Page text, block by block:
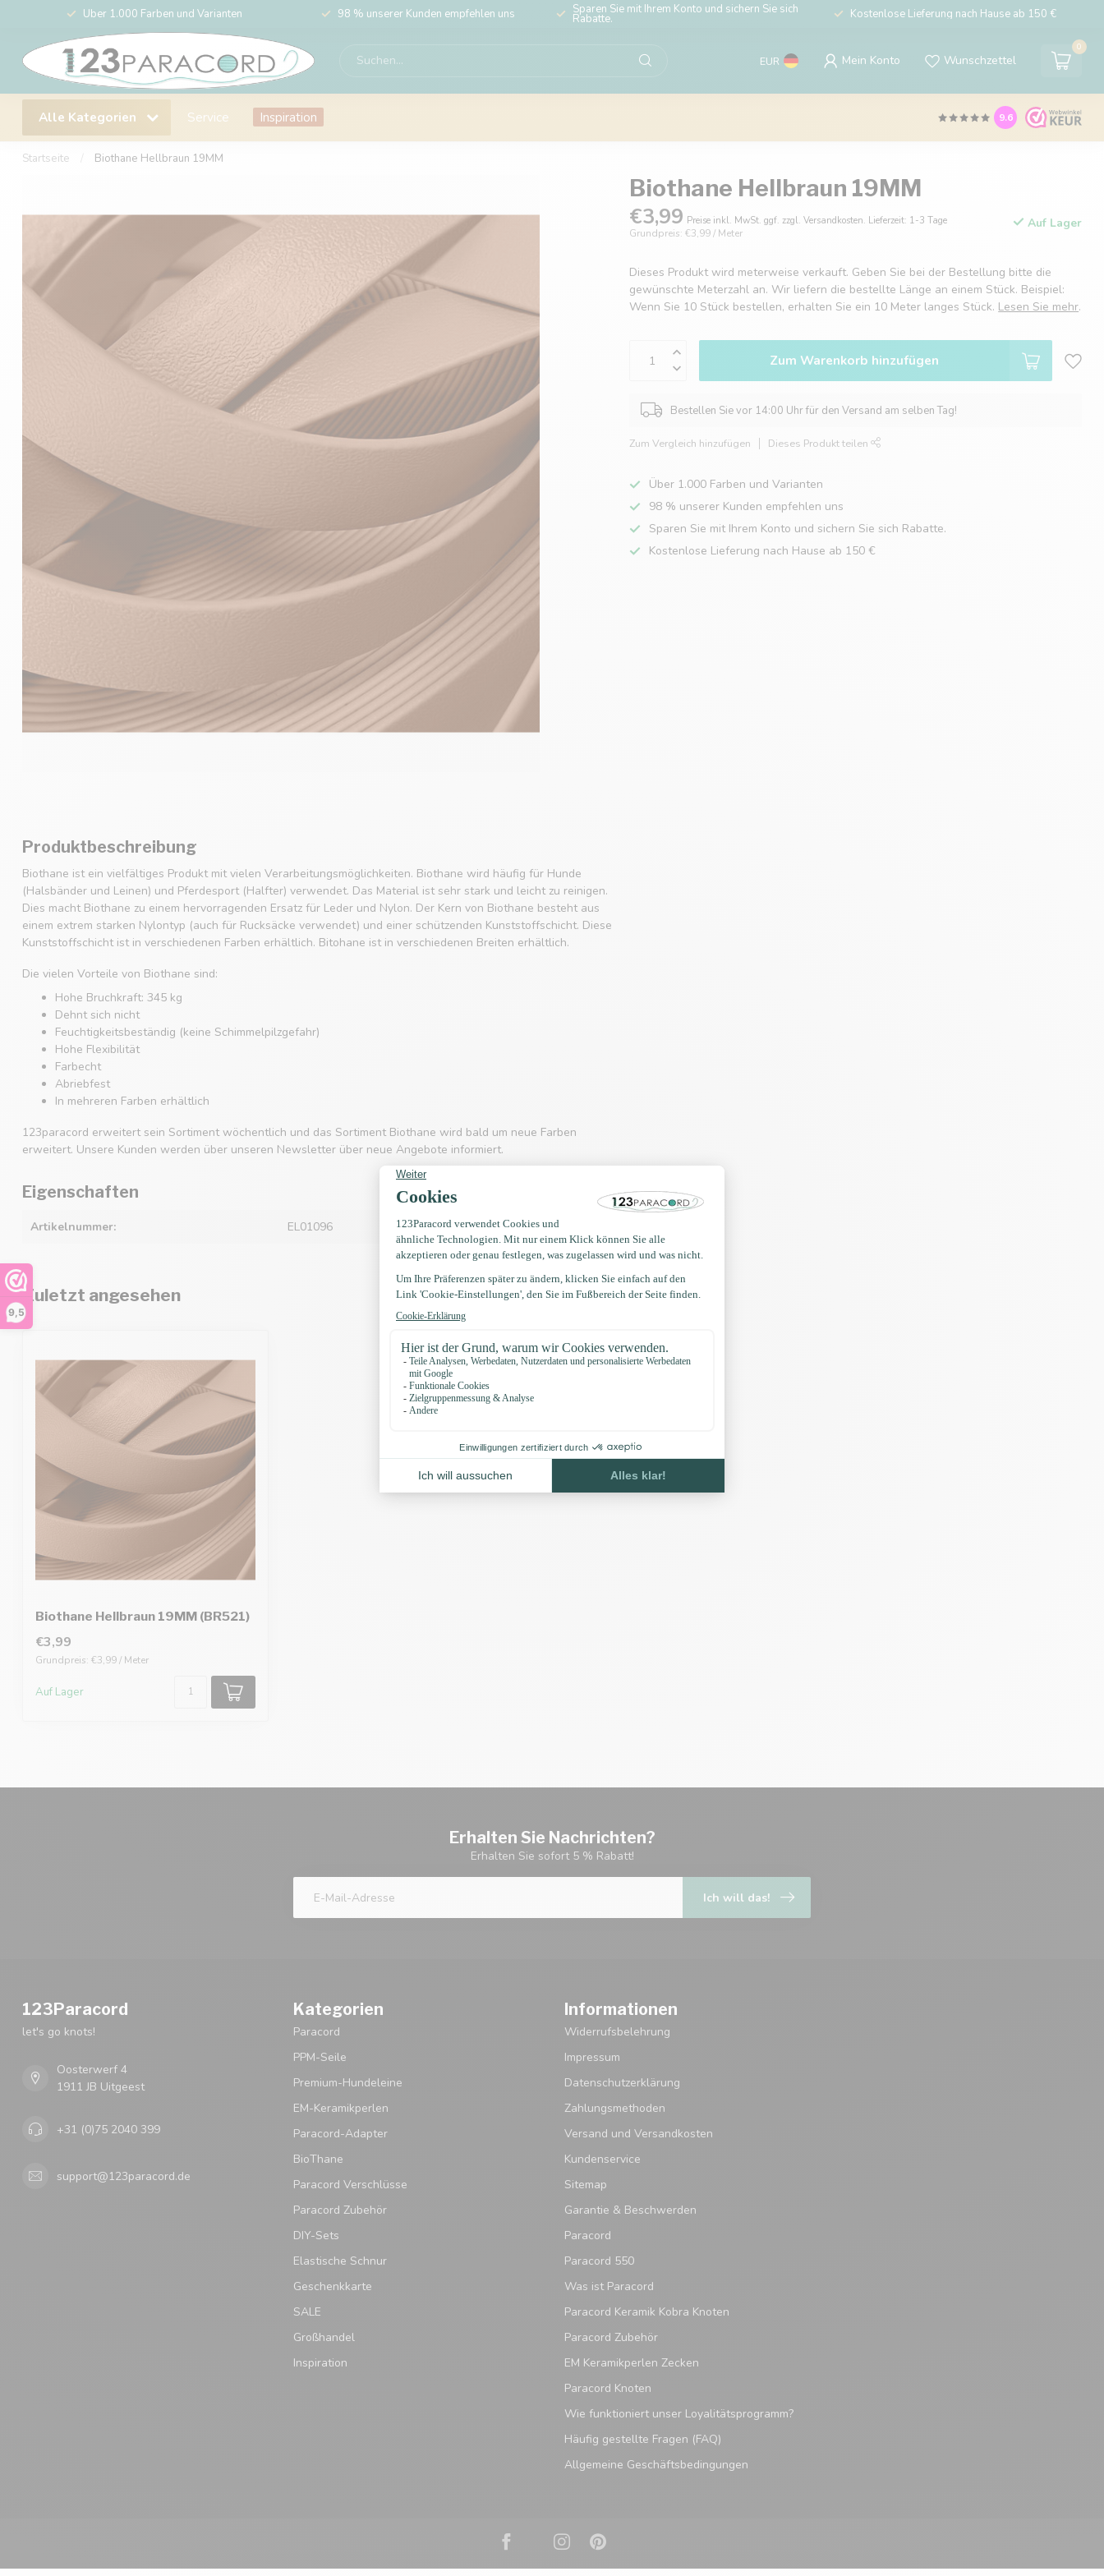
9,5
Über 1.000 Farben und Varianten 98 % unserer Kunden empfehlen uns Sparen Sie mit Ihrem Konto und sichern Sie sich
Rabatte. Kostenlose Lieferung nach Hause ab 150 €
EUR Mein Konto Wunschzettel
0
Alle Kategorien Service Inspiration 9.6
Startseite Biothane Hellbraun 19MM
Biothane Hellbraun 19MM
€3,99 Preise inkl. MwSt. ggf. zzgl. Versandkosten. Lieferzeit: 1-3 Tage
Grundpreis: €3,99 / Meter
Auf Lager
Dieses Produkt wird meterweise verkauft. Geben Sie bei der Bestellung bitte die
gewünschte Meterzahl an. Wir liefern die bestellte Länge an einem Stück. Beispiel:
Wenn Sie 10 Stück bestellen, erhalten Sie ein 10 Meter langes Stück. Lesen Sie mehr.
Zum Warenkorb hinzufügen
Bestellen Sie vor 14:00 Uhr für den Versand am selben Tag!
Zum Vergleich hinzufügen Dieses Produkt teilen
Über 1.000 Farben und Varianten
98 % unserer Kunden empfehlen uns
Sparen Sie mit Ihrem Konto und sichern Sie sich Rabatte.
Kostenlose Lieferung nach Hause ab 150 €
Produktbeschreibung
Biothane ist ein vielfältiges Produkt mit vielen Verarbeitungsmöglichkeiten. Biothane wird häufig für Hunde
(Halsbänder und Leinen) und Pferdesport (Halfter) verwendet. Das Material ist sehr stark und leicht zu reinigen.
Dies macht Biothane zu einem hervorragenden Ersatz für Leder und Nylon. Der Kern von Biothane besteht aus
einem extrem starken Nylontyp (auch für Rucksäcke verwendet) und einer schützenden Kunststoffschicht. Diese
Kunststoffschicht ist in verschiedenen Farben erhältlich. Bitohane ist in verschiedenen Breiten erhältlich.
Die vielen Vorteile von Biothane sind:
Hohe Bruchkraft: 345 kg
Dehnt sich nicht
Feuchtigkeitsbeständig (keine Schimmelpilzgefahr)
Hohe Flexibilität
Farbecht
Abriebfest
In mehreren Farben erhältlich
123paracord erweitert sein Sortiment wöchentlich und das Sortiment Biothane wird bald um neue Farben
erweitert. Unsere Kunden werden über unseren Newsletter über neue Angebote informiert.
Eigenschaften
Artikelnummer: EL01096
Zuletzt angesehen
Biothane Hellbraun 19MM (BR521)
€3,99
Grundpreis: €3,99 / Meter
Auf Lager
Erhalten Sie Nachrichten?
Erhalten Sie sofort 5 % Rabatt!
Ich will das!
123Paracord
let's go knots!
Oosterwerf 4
1911 JB Uitgeest
+31 (0)75 2040 399
support@123paracord.de
Kategorien
Paracord
PPM-Seile
Premium-Hundeleine
EM-Keramikperlen
Paracord-Adapter
BioThane
Paracord Verschlüsse
Paracord Zubehör
DIY-Sets
Elastische Schnur
Geschenkkarte
SALE
Großhandel
Inspiration
Informationen
Widerrufsbelehrung
Impressum
Datenschutzerklärung
Zahlungsmethoden
Versand und Versandkosten
Kundenservice
Sitemap
Garantie & Beschwerden
Paracord
Paracord 550
Was ist Paracord
Paracord Keramik Kobra Knoten
Paracord Zubehör
EM Keramikperlen Zecken
Paracord Knoten
Wie funktioniert unser Loyalitätsprogramm?
Häufig gestellte Fragen (FAQ)
Allgemeine Geschäftsbedingungen